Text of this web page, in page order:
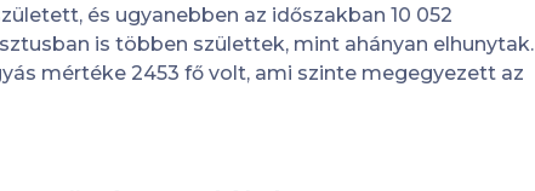
és ugyanebben az időszakban 10 052
is többen születtek, mint ahányan elhunytak.
mértéke 2453 fő volt, ami szinte megegyezett az